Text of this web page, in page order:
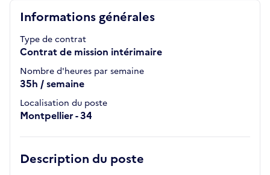
Informations générales
Type de contrat
Contrat de mission intérimaire
Nombre d'heures par semaine
35h / semaine
Localisation du poste
Montpellier - 34
Description du poste